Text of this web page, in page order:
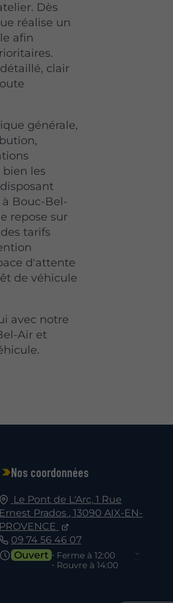
Dès
réalise un
afin
clair
générale,
bien les
Bouc-Bel-
repose sur
tarifs
d'attente
de véhicule
avec notre
Air et
Nos coordonnées
Le Pont de L'Arc, 1 Rue
Ernest Prados ,13090 AIX-EN-
PROVENCE
09 74 56 46 07
Ouvert ⋅ Ferme à 12:00
⋅ Rouvre à 14:00